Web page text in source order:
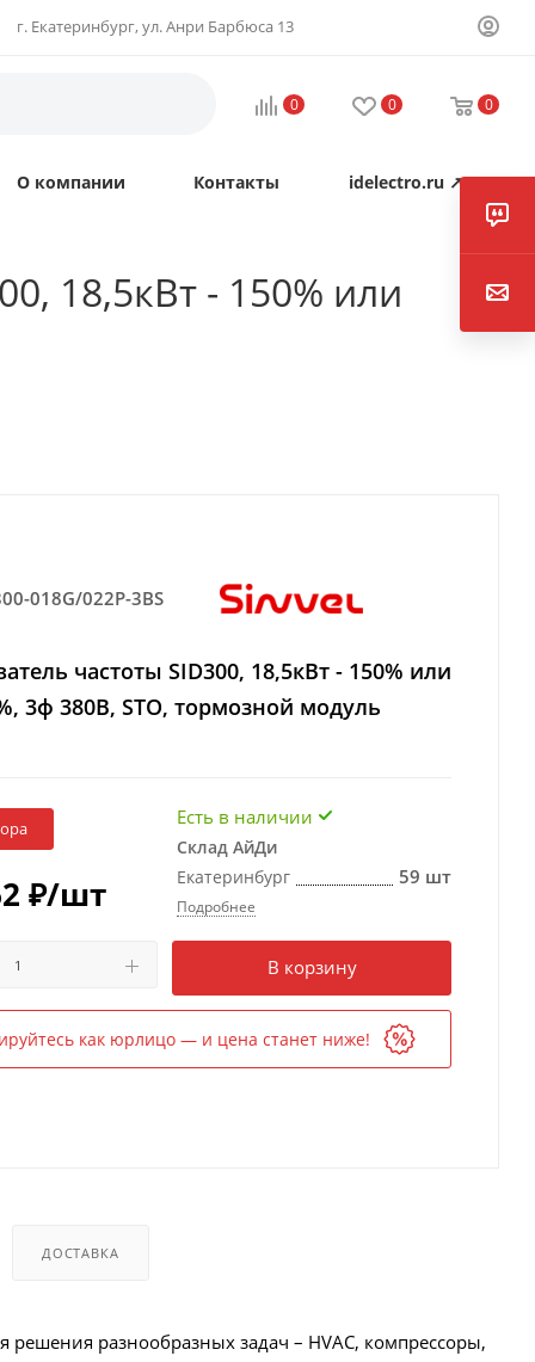
г. Екатеринбург, ул. Анри Барбюса 13
0 0 0
О компании Контакты idelectro.ru ↗
18,5кВт - 150% или
018G/022P-3BS
частоты SID300, 18,5кВт - 150% или
3ф 380В, STO, тормозной модуль
₽/шт
Есть в наличии
Склад АйДи
Екатеринбург
59 шт
Подробнее
В корзину
как юрлицо — и цена станет ниже!
ДОСТАВКА
разнообразных задач – HVAC, компрессоры,